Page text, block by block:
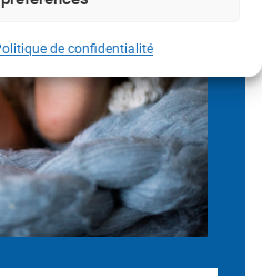
de confidentialité